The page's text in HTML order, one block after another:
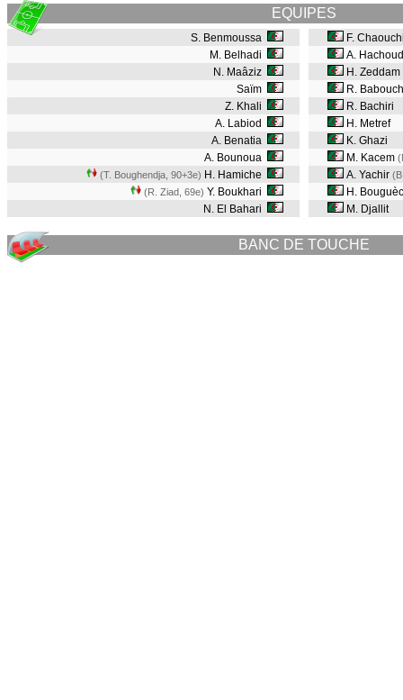
EQUIPES
S. Benmoussa
M. Belhadi
N. Maâziz
Saïm
Z. Khali
A. Labiod
A. Benatia
A. Bounoua
(T. Boughendja, 90+3e) H. Hamiche
(R. Ziad, 69e) Y. Boukhari
N. El Bahari
F.
A. Hachoud
H. Zeddam
R.
R. Bachiri
H. Metref
K. Ghazi
M. Kacem
A. Yachir
H.
M. Djallit
BANC DE TOUCHE